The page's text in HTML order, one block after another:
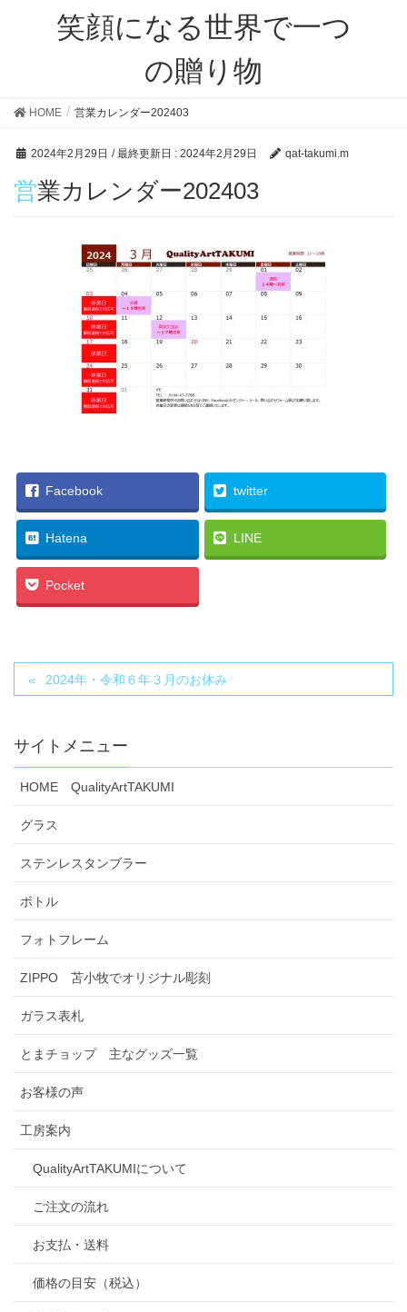
笑顔になる世界で一つ
の贈り物
HOME 営業カレンダー202403
2024年2月29日 / 最終更新日 : 2024年2月29日 qat-takumi.m
営業カレンダー202403
Facebook twitter
Hatena LINE
Pocket
2024年・令和６年３月のお休み
サイトメニュー
HOME QualityArtTAKUMI
グラス
ステンレスタンブラー
ボトル
フォトフレーム
ZIPPO 苫小牧でオリジナル彫刻
ガラス表札
とまチョップ 主なグッズ一覧
お客様の声
工房案内
QualityArtTAKUMIについて
ご注文の流れ
お支払・送料
価格の目安（税込）